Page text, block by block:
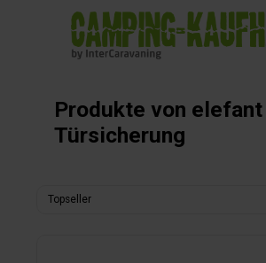
springen
Produkte von elefant
Türsicherung